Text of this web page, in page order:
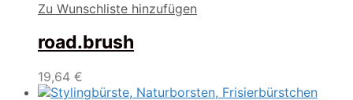
Zu Wunschliste hinzufügen
road.brush
19,64 €